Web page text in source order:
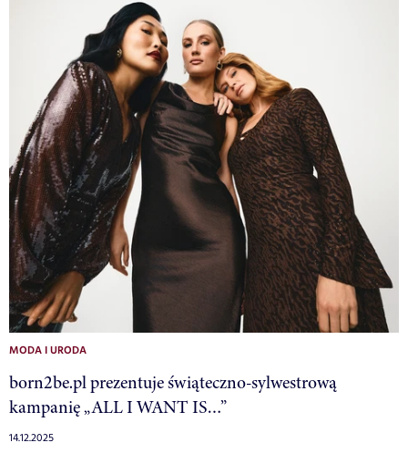
MODA I URODA
born2be.pl prezentuje świąteczno-sylwestrową
kampanię „ALL I WANT IS…”
14.12.2025